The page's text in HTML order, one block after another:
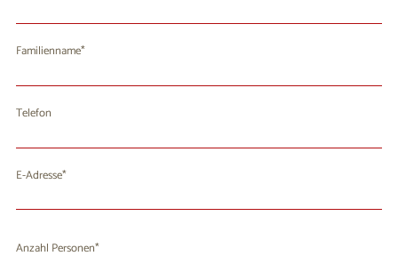
Familienname
Telefon
E-Adresse
Anzahl Personen